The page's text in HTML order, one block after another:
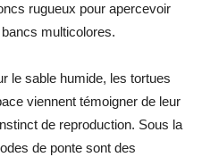
rugueux pour apercevoir
multicolores.
le sable humide, les tortues
viennent témoigner de leur
de reproduction. Sous la
de ponte sont des